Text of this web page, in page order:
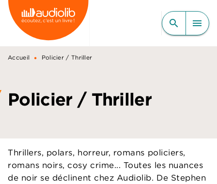
MENU RECHERCHE
CONTENU
PIED DE PAGE
search menu
Accueil • Policier / Thriller
Policier / Thriller
Thrillers, polars, horreur, romans policiers,
romans noirs, cosy crime... Toutes les nuances
de noir se déclinent chez Audiolib. De Stephen